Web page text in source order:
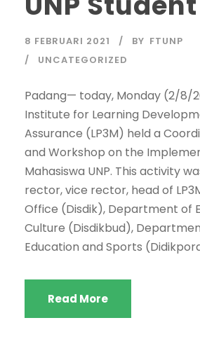
8 FEBRUARI 2021 BY FTUNP
UNCATEGORIZED
Padang— today, Monday (2/8/
Institute for Learning
Assurance (LP3M) held a
and Workshop on the
Mahasiswa UNP. This activity
rector, vice rector, head of
Office (Disdik), Department of
Culture (Disdikbud),
Education and Sports
Read More